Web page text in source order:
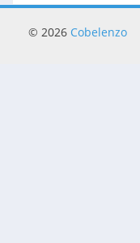
© 2026 Cobelenzo